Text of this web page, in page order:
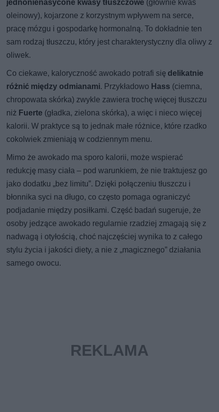
jednonienasycone kwasy tłuszczowe (głównie kwas
oleinowy), kojarzone z korzystnym wpływem na serce,
pracę mózgu i gospodarkę hormonalną. To dokładnie ten
sam rodzaj tłuszczu, który jest charakterystyczny dla oliwy z
oliwek.
Co ciekawe, kaloryczność awokado potrafi się delikatnie
różnić między odmianami. Przykładowo Hass (ciemna,
chropowata skórka) zwykle zawiera trochę więcej tłuszczu
niż Fuerte (gładka, zielona skórka), a więc i nieco więcej
kalorii. W praktyce są to jednak małe różnice, które rzadko
cokolwiek zmieniają w codziennym menu.
Mimo że awokado ma sporo kalorii, może wspierać
redukcję masy ciała – pod warunkiem, że nie traktujesz go
jako dodatku „bez limitu”. Dzięki połączeniu tłuszczu i
błonnika syci na długo, co często pomaga ograniczyć
podjadanie między posiłkami. Część badań sugeruje, że
osoby jedzące awokado regularnie rzadziej zmagają się z
nadwagą i otyłością, choć najczęściej wynika to z całego
stylu życia i jakości diety, a nie z „magicznego” działania
samego owocu.